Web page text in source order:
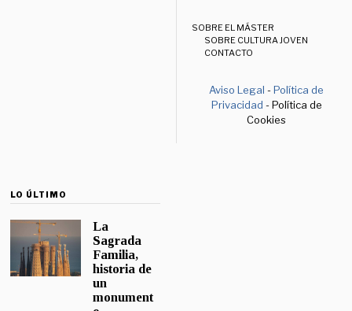
SOBRE EL MÁSTER
SOBRE CULTURA JOVEN
CONTACTO
Aviso Legal -Política de
Privacidad - Política de
Cookies
LO ÚLTIMO
La
Sagrada
Familia,
historia de
un
monument